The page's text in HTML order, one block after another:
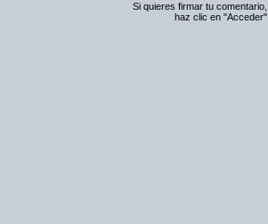
Si quieres firmar tu comentario,
haz clic en "Acceder"